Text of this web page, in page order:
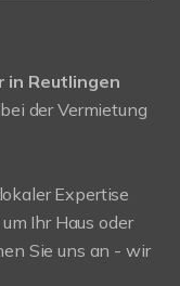
in Reutlingen
der Vermietung
Expertise
Ihr Haus oder
Sie uns an - wir